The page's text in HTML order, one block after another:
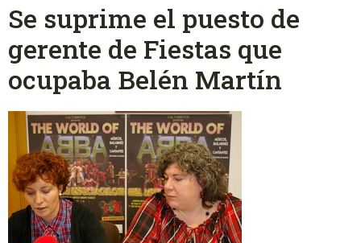
Se suprime el puesto de
gerente de Fiestas que
ocupaba Belén Martín